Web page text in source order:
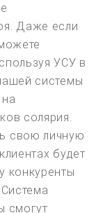
Даже если
УСУ в
системы
солярия.
свою личную
будет
конкуренты
смогут